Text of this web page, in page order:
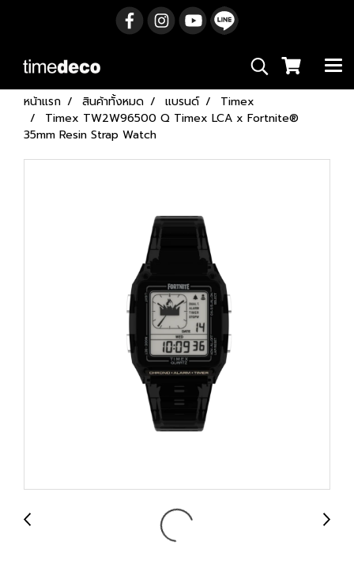
หน้าแรก สินค้าทั้งหมด แบรนด์
Timex
Timex TW2W96500 Q Timex LCA x Fortnite®
35mm Resin Strap Watch